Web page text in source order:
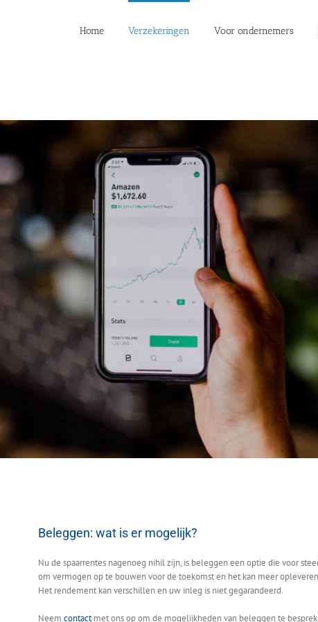
Home Verzekeringen Voor ondernemers
Beleggen: wat is er mogelijk?
Nu de spaarrentes nagenoeg nihil zijn, is beleggen een optie die voor
om vermogen op te bouwen voor de toekomst en het kan meer opleveren
Het rendement kan verschillen en uw inleg is niet gegarandeerd.
Neemcontactmet ons op om de mogelijkheden van beleggen te